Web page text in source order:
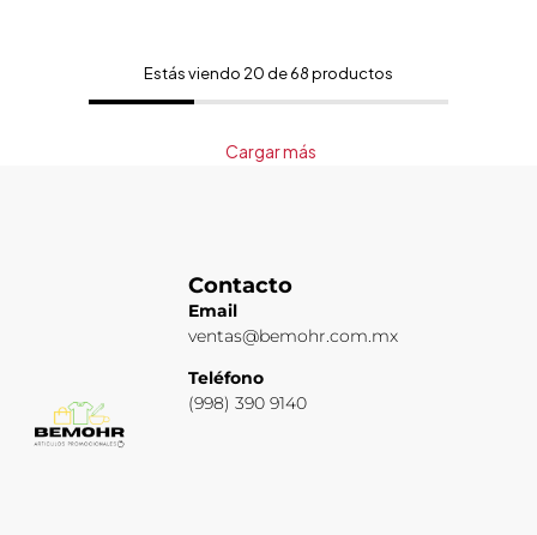
Estás viendo 20 de 68 productos
Cargar más
Contacto
Email
ventas@bemohr.com.mx
Teléfono
(998) 390 9140